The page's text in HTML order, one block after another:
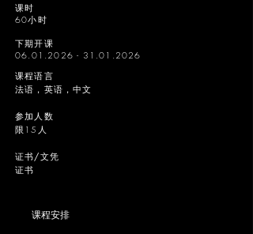
课时
60小时
下期开课
06.01.2026 - 31.01.2026
课程语言
法语，英语，中文
参加人数
限15人
证书/文凭
证书
课程安排